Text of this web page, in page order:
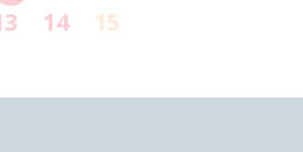
14 15